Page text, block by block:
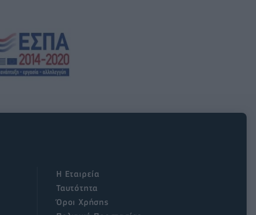
Η Εταιρεία
Ταυτότητα
Όροι Χρήσης